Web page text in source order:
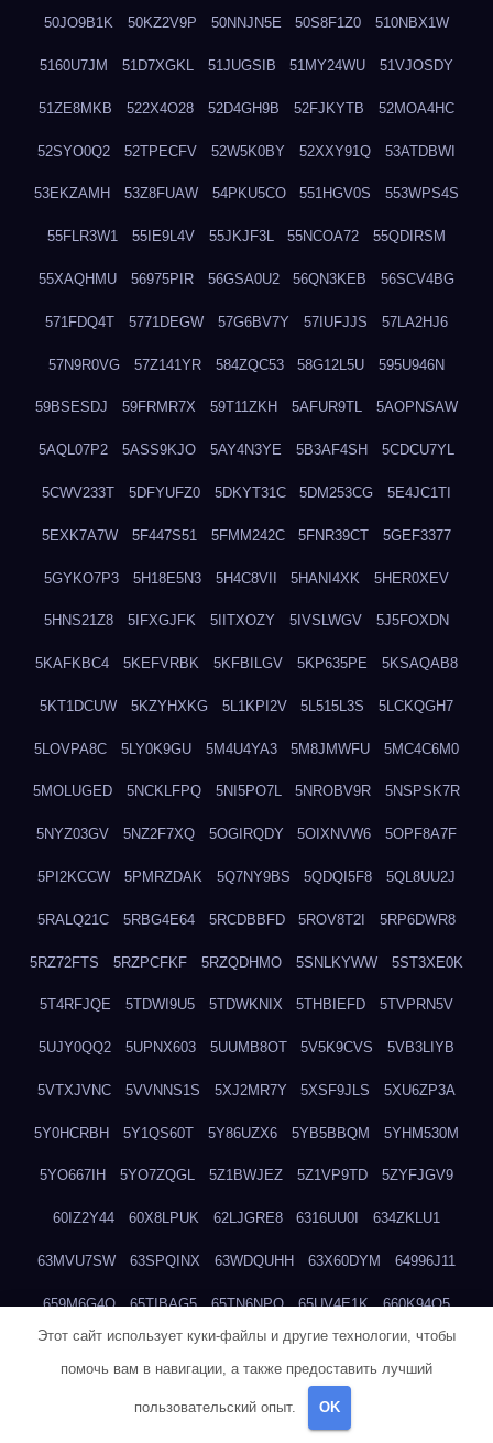
50JO9B1K 50KZ2V9P 50NNJN5E 50S8F1Z0 510NBX1W
5160U7JM 51D7XGKL 51JUGSIB 51MY24WU 51VJOSDY
51ZE8MKB 522X4O28 52D4GH9B 52FJKYTB 52MOA4HC
52SYO0Q2 52TPECFV 52W5K0BY 52XXY91Q 53ATDBWI
53EKZAMH 53Z8FUAW 54PKU5CO 551HGV0S 553WPS4S
55FLR3W1 55IE9L4V 55JKJF3L 55NCOA72 55QDIRSM
55XAQHMU 56975PIR 56GSA0U2 56QN3KEB 56SCV4BG
571FDQ4T 5771DEGW 57G6BV7Y 57IUFJJS 57LA2HJ6
57N9R0VG 57Z141YR 584ZQC53 58G12L5U 595U946N
59BSESDJ 59FRMR7X 59T11ZKH 5AFUR9TL 5AOPNSAW
5AQL07P2 5ASS9KJO 5AY4N3YE 5B3AF4SH 5CDCU7YL
5CWV233T 5DFYUFZ0 5DKYT31C 5DM253CG 5E4JC1TI
5EXK7A7W 5F447S51 5FMM242C 5FNR39CT 5GEF3377
5GYKO7P3 5H18E5N3 5H4C8VII 5HANI4XK 5HER0XEV
5HNS21Z8 5IFXGJFK 5IITXOZY 5IVSLWGV 5J5FOXDN
5KAFKBC4 5KEFVRBK 5KFBILGV 5KP635PE 5KSAQAB8
5KT1DCUW 5KZYHXKG 5L1KPI2V 5L515L3S 5LCKQGH7
5LOVPA8C 5LY0K9GU 5M4U4YA3 5M8JMWFU 5MC4C6M0
5MOLUGED 5NCKLFPQ 5NI5PO7L 5NROBV9R 5NSPSK7R
5NYZ03GV 5NZ2F7XQ 5OGIRQDY 5OIXNVW6 5OPF8A7F
5PI2KCCW 5PMRZDAK 5Q7NY9BS 5QDQI5F8 5QL8UU2J
5RALQ21C 5RBG4E64 5RCDBBFD 5ROV8T2I 5RP6DWR8
5RZ72FTS 5RZPCFKF 5RZQDHMO 5SNLKYWW 5ST3XE0K
5T4RFJQE 5TDWI9U5 5TDWKNIX 5THBIEFD 5TVPRN5V
5UJY0QQ2 5UPNX603 5UUMB8OT 5V5K9CVS 5VB3LIYB
5VTXJVNC 5VVNNS1S 5XJ2MR7Y 5XSF9JLS 5XU6ZP3A
5Y0HCRBH 5Y1QS60T 5Y86UZX6 5YB5BBQM 5YHM530M
5YO667IH 5YO7ZQGL 5Z1BWJEZ 5Z1VP9TD 5ZYFJGV9
60IZ2Y44 60X8LPUK 62LJGRE8 6316UU0I 634ZKLU1
63MVU7SW 63SPQINX 63WDQUHH 63X60DYM 64996J11
659M6G4O 65TIBAG5 65TN6NPQ 65UV4E1K 660K94O5
663467JW 664ESOLH 664FNVV4 66C6U597 66NBHAON
6899WHVC
699GTUTR
Этот сайт использует куки-файлы и другие технологии, чтобы
помочь вам в навигации, а также предоставить лучший
пользовательский опыт. OK